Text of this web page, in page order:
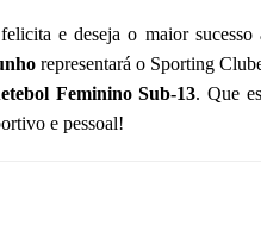
e deseja o maior sucesso
representará o Sporting
Feminino Sub-13. Que
e pessoal!